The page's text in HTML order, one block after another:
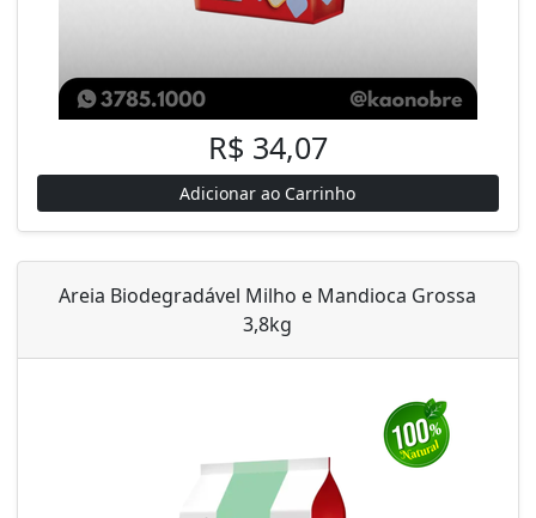
R$ 34,07
Adicionar ao Carrinho
Areia Biodegradável Milho e Mandioca Grossa
3,8kg